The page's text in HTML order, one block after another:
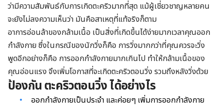
ว่ามีความสัมพันธ์กับการเกิดตะคริวมากที่สุด แม้ผู้เชี่ยวชาญหลายคน
จะยังไม่ลงความเห็นว่า มันคือสาเหตุที่แท้จริงก็ตาม
อาการอ่อนล้าของกล้ามเนื้อ เป็นสิ่งที่เกิดขึ้นได้ง่ายมากเวลาคุณออก
กำลังกาย ซึ่งในกรณีของนักวิ่งก็คือ การวิ่งมากกว่าที่คุณควรจะวิ่ง
พูดอีกอย่างก็คือ การออกกำลังกายมากเกินไป ทำให้กล้ามเนื้อของ
คุณอ่อนแรง จึงเพิ่มโอกาสที่จะเกิดตะคริวตอนวิ่ง รวมถึงหลังวิ่งด้วย
ป้องกัน ตะคริวตอนวิ่ง ได้อย่างไร
ออกกำลังกายเป็นประจำ และค่อยๆ เพิ่มการออกกำลังกาย